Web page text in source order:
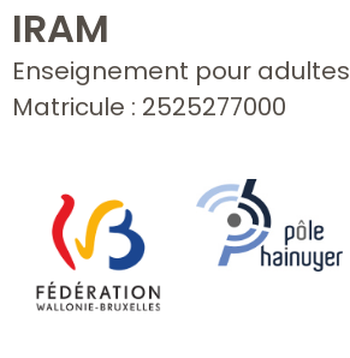
IRAM
Enseignement pour adultes
Matricule : 2525277000